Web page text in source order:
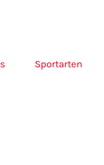
Sportarten